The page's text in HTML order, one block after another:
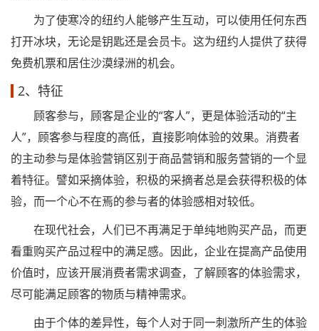
为了使寒冷的纽约人能够产生互动，可以使用任何东西
打开冰块，无论是钥匙还是会员卡。这为纽约人提供了获得
免费机票和居住沙漠绿洲的机会。
2、特征
顾客参与，顾客是企业的“客人”，更是体验活动的“主
人”，顾客参与程度的高低，直接影响体验的效果。消费者
的主动参与是体验营销区别于商品营销和服务营销的一个显
着特征。譬如采摘体验，积极的采摘者总是会获得积极的体
验，而一个心不在焉的参与者的体验感相对较低。
在现代社会，人们已不再满足于单纯地购买产品，而更
看重购买产品过程中的满足感。因此，企业在提高产品使用
价值时，应该开展消费者需求调查，了解顾客的体验需求，
尽可能满足顾客的物质与精神需求。
由于个体的差异性，每个人对于同一刺激所产生的体验